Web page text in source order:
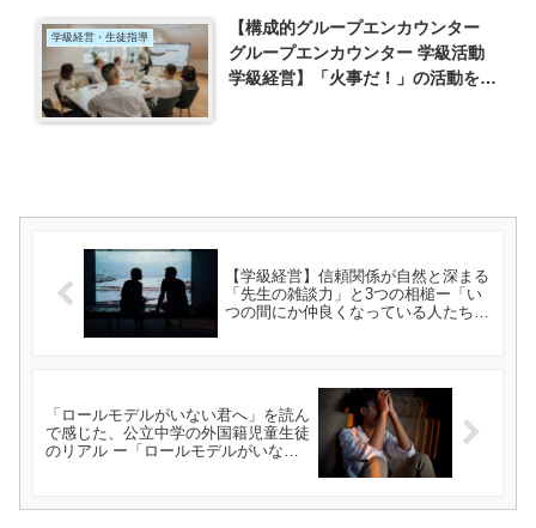
学級経営・生徒指導
【構成的グループエンカウンター
グループエンカウンター 学級活動
学級経営】「火事だ！」の活動を通
【学級経営】信頼関係が自然と深まる
「先生の雑談力」と3つの相槌ー「い
つの間にか仲良くなっている人たちの
「ロールモデルがいない君へ」を読ん
で感じた、公立中学の外国籍児童生徒
のリアル ー「ロールモデルがいない
バ・ナージャ）を読んでー